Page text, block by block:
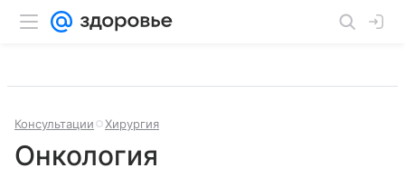
Консультации Хирургия
Онкология